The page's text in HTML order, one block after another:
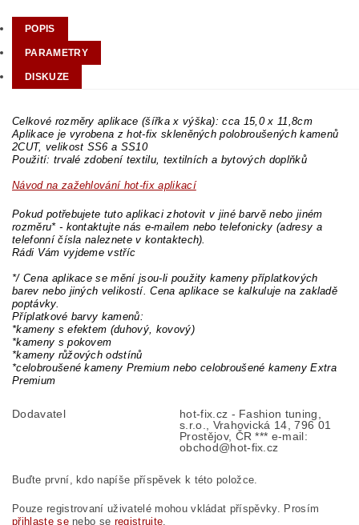
POPIS
PARAMETRY
DISKUZE
Celkové rozměry aplikace (šířka x výška): cca 15,0 x 11,8cm
Aplikace je vyrobena z hot-fix skleněných polobroušených kamenů
2CUT, velikost SS6 a SS10
Použití: trvalé zdobení textilu, textilních a bytových doplňků
Návod na zažehlování hot-fix aplikací
Pokud potřebujete tuto aplikaci zhotovit v jiné barvě nebo jiném
rozměru* - kontaktujte nás e-mailem nebo telefonicky (adresy a
telefonní čísla naleznete v kontaktech).
Rádi Vám vyjdeme vstříc
*/ Cena aplikace se mění jsou-li použity kameny příplatkových
barev nebo jiných velikostí. Cena aplikace se kalkuluje na zakladě
poptávky.
Příplatkové barvy kamenů:
*kameny s efektem (duhový, kovový)
*kameny s pokovem
*kameny růžových odstínů
*celobroušené kameny Premium nebo celobroušené kameny Extra
Premium
Dodavatel
hot-fix.cz - Fashion tuning,
s.r.o., Vrahovická 14, 796 01
Prostějov, ČR *** e-mail:
obchod@hot-fix.cz
Buďte první, kdo napíše příspěvek k této položce.
Pouze registrovaní uživatelé mohou vkládat příspěvky. Prosím
přihlaste senebo se registrujte.